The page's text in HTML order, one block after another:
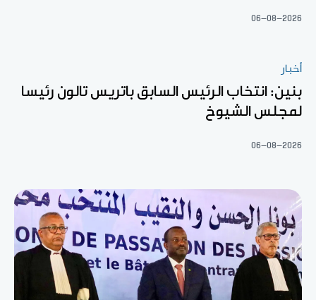
06-08-2026
أخبار
بنين: انتخاب الرئيس السابق باتريس تالون رئيسا
لمجلس الشيوخ
06-08-2026